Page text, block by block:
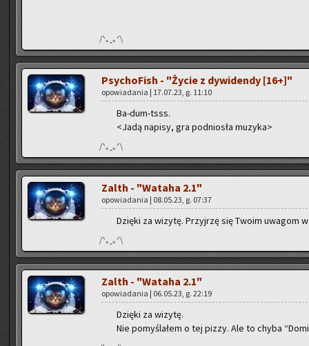
/ᐠ｡ꞈ｡ᐟ\
Psy­cho­Fish - "Życie z dy­wi­den­dy [16+]"
opo­wia­da­nia | 17.07.23, g. 11:10
Ba-dum-tsss.
<Jadą na­pi­sy, gra pod­nio­sła mu­zy­ka>
/ᐠ｡ꞈ｡ᐟ\
Zalth - "Wa­ta­ha 2.1"
opo­wia­da­nia | 08.05.23, g. 07:37
Dzię­ki za wi­zy­tę. Przyj­rzę się Twoim uwa­gom
/ᐠ｡ꞈ｡ᐟ\
Zalth - "Wa­ta­ha 2.1"
opo­wia­da­nia | 06.05.23, g. 22:19
Dzię­ki za wi­zy­tę.
Nie po­my­śla­łem o tej pizzy. Ale to chyba